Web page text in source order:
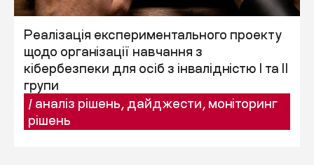
Реалізація експериментального проекту
щодо організації навчання з
кібербезпеки для осіб з інвалідністю I та II
групи
/ аналіз рішень, дайджести, моніторинг
рішень